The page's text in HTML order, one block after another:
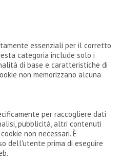
essenziali per il corretto
categoria include solo i
di base e caratteristiche di
non memorizzano alcuna
per raccogliere dati
pubblicità, altri contenuti
non necessari. È
dell'utente prima di eseguire